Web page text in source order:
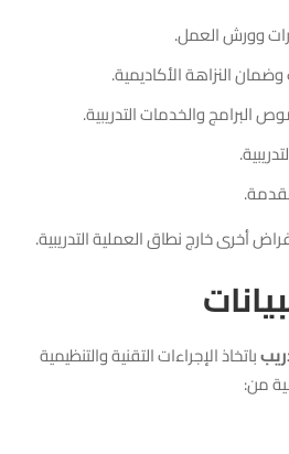
وورش العمل.
النزاهة الأكاديمية.
البرامج والخدمات التدريبية.
أخرى خارج نطاق العملية التدريبية.
باتخاذ الإجراءات التقنية والتنظيمية
من: